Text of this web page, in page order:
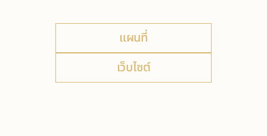
แผนที่
เว็บไซต์